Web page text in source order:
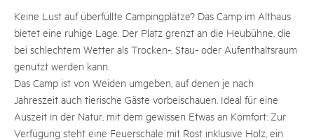
Keine Lust auf überfüllte Campingplätze? Das Camp im Althaus
bietet eine ruhige Lage. Der Platz grenzt an die Heubühne, die
bei schlechtem Wetter als Trocken-, Stau- oder Aufenthaltsraum
genutzt werden kann.
Das Camp ist von Weiden umgeben, auf denen je nach
Jahreszeit auch tierische Gäste vorbeischauen. Ideal für eine
Auszeit in der Natur, mit dem gewissen Etwas an Komfort: Zur
Verfügung steht eine Feuerschale mit Rost inklusive Holz, ein